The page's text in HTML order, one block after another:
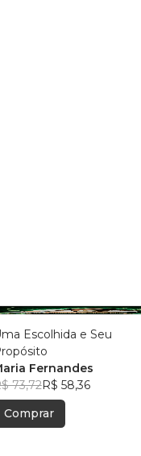
Escolhida e Seu
Fernandes
73,72R$ 58,36
Comprar